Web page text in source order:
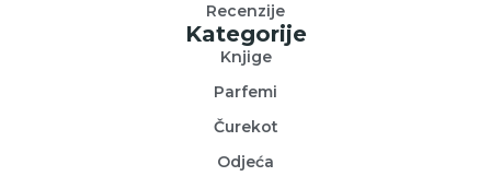
Recenzije
Kategorije
Knjige
Parfemi
Čurekot
Odjeća